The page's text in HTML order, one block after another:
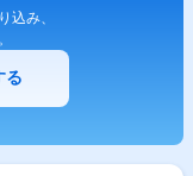
込み、
る